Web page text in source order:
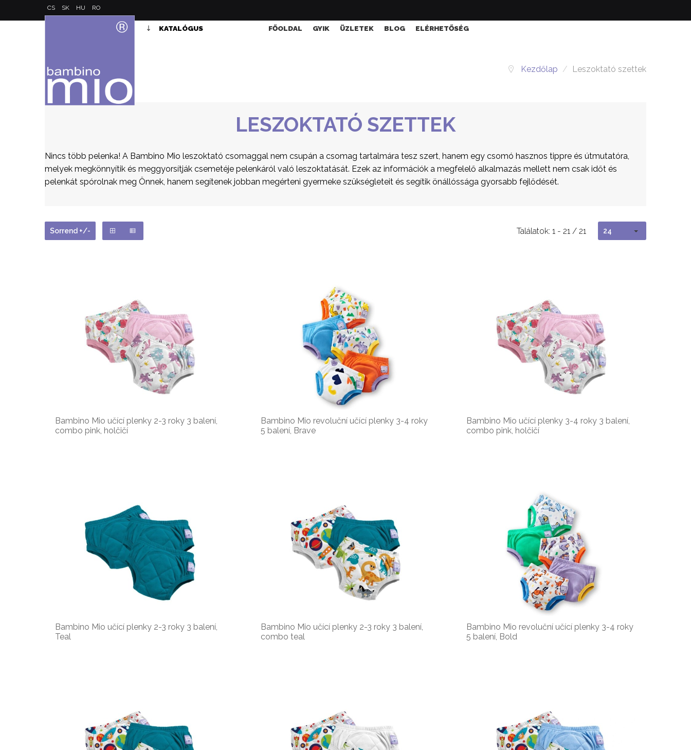
CS SK HU RO
KATALÓGUS FŐOLDAL GYIK ÜZLETEK BLOG ELÉRHETŐSÉG
Kezdőlap / Leszoktató szettek
LESZOKTATÓ SZETTEK
Nincs több pelenka! A Bambino Mio leszoktató csomaggal nem csupán a csomag tartalmára tesz szert, hanem egy csomó hasznos tippre és útmutatóra,
melyek megkönnyítik és meggyorsítják csemetéje pelenkáról való leszoktatását. Ezek az információk a megfelelő alkalmazás mellett nem csak időt és
pelenkát spórolnak meg Önnek, hanem segítenek jobban megérteni gyermeke szükségleteit és segítik önállóssága gyorsabb fejlődését.
Sorrend +/- Találatok: 1 - 21 / 21 24
Bambino Mio učící plenky 2-3 roky 3 balení,
combo pink, holčičí
Bambino Mio revoluční učící plenky 3-4 roky
5 balení, Brave
Bambino Mio učící plenky 3-4 roky 3 balení,
combo pink, holčičí
Bambino Mio učící plenky 2-3 roky 3 balení,
Teal
Bambino Mio učící plenky 2-3 roky 3 balení,
combo teal
Bambino Mio revoluční učící plenky 3-4 roky
5 balení, Bold